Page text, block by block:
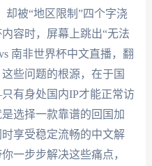
却被“地区限制”四个字浇
容时，屏幕上跳出“无法
南非世界杯中文直播，翻
些问题的根源，在于国
有身处国内IP才能正常访
选择一款靠谱的回国加
享受稳定流畅的中文解
一步步解决这些痛点，